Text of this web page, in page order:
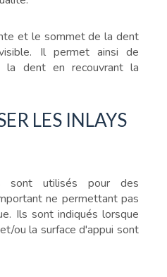
et le sommet de la dent
Il permet ainsi de
la dent en recouvrant la
LES INLAYS
sont utilisés pour des
ne permettant pas
Ils sont indiqués lorsque
ou la surface d'appui sont